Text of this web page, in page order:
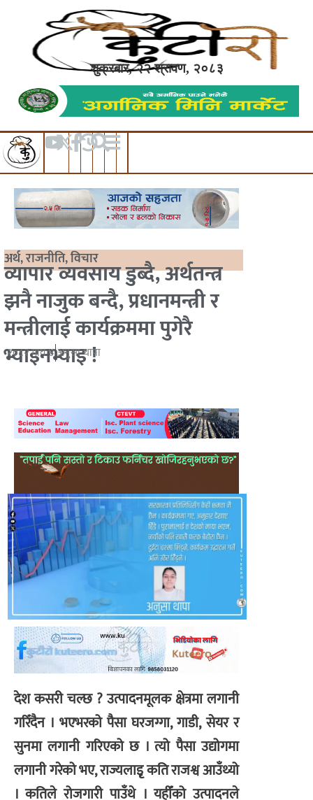
शुक्रबार, २२ श्रावण, २०८३
अर्थ,राजनीति,विचार
व्यापार व्यवसाय डुब्दै, अर्थतन्त्र
झनै नाजुक बन्दै, प्रधानमन्त्री र
मन्त्रीलाई कार्यक्रममा पुगेरै
भ्याइनभ्याइ !
२०८२ माघ ४अनुसा थापा
देश कसरी चल्छ ? उत्पादनमूलक क्षेत्रमा लगानी
गरिँदैन । भएभरको पैसा घरजग्गा, गाडी, सेयर र
सुनमा लगानी गरिएको छ । त्यो पैसा उद्योगमा
लगानी गरेको भए, राज्यलाइृ कति राजश्व आउँथ्यो
। कतिले रोजगारी पाउँथे । यहीँको उत्पादनले